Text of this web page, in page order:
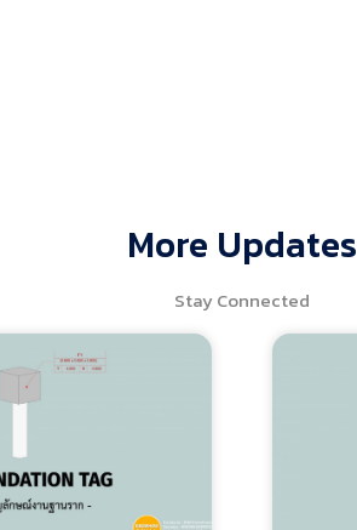
More Updates
Stay Connected